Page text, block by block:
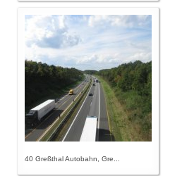
40 Greßthal Autobahn, Gre...